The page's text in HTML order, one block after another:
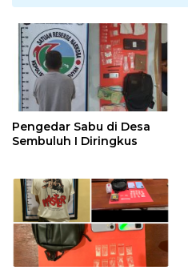
Pengedar Sabu di Desa
Sembuluh I Diringkus